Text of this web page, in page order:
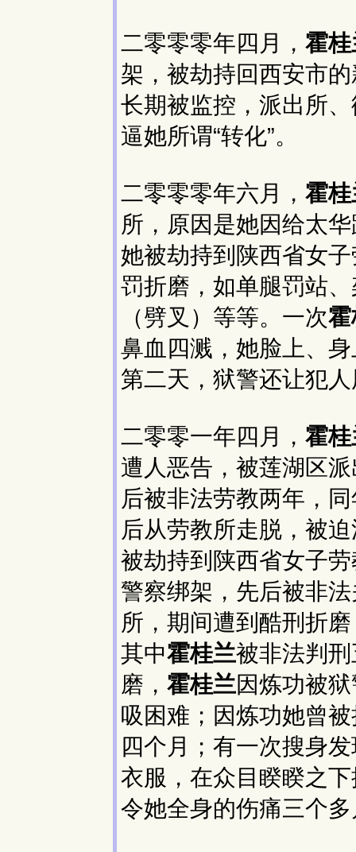
二零零零年四月， 霍
架，被劫持回西安市
长期被监控，派出所
逼她所谓“转化”。
二零零零年六月， 霍
所，原因是她因给太
她被劫持到陕西省女
罚折磨，如单腿罚站
（劈叉）等等。一次
鼻血四溅，她脸上、
第二天，狱警还让犯
二零零一年四月， 霍
遭人恶告，被莲湖区
后被非法劳教两年，
后从劳教所走脱，被
被劫持到陕西省女子
警察绑架，先后被非
所，期间遭到酷刑折
其中霍桂兰被非法判
磨， 霍桂兰因炼功被
吸困难；因炼功她曾
四个月；有一次搜身
衣服，在众目睽睽之
令她全身的伤痛三个